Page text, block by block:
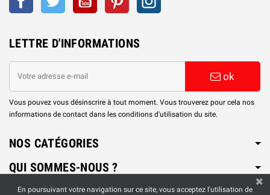
LETTRE D'INFORMATIONS
ok
Vous pouvez vous désinscrire à tout moment. Vous trouverez pour cela nos
informations de contact dans les conditions d'utilisation du site.
NOS CATÉGORIES
QUI SOMMES-NOUS ?
En poursuivant votre navigation sur ce site, vous acceptez l'utilisation de